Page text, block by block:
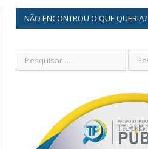
NÃO ENCONTROU O QUE QUERIA?